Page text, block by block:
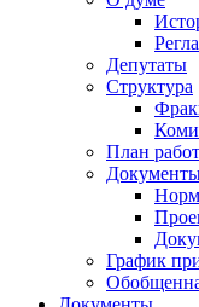
Депутаты
Структура
План
График